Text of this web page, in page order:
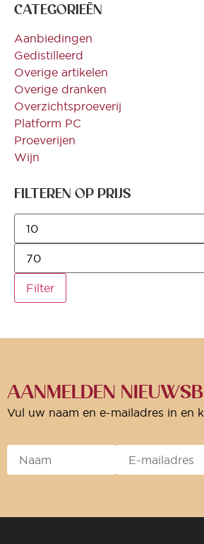
CATEGORIEËN
Aanbiedingen
Gedistilleerd
Overige artikelen
Overige dranken
Overzichtsproeverij
Platform PC
Proeverijen
Wijn
FILTEREN OP PRIJS
Filter
AANMELDEN
Vul uw naam en e-mailadres in en